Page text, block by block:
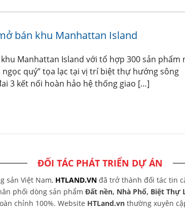
bán khu Manhattan Island
Manhattan Island với tổ hợp 300 sản phẩm
quý” tọa lạc tại vị trí biệt thự hướng sông
3 kết nối hoàn hảo hệ thống giao […]
ĐỐI TÁC PHÁT TRIỂN DỰ ÁN
sản Việt Nam, HTLAND.VN đã trở thành đối tác tin
phối dòng sản phẩm Đất nền, Nhà Phố, Biệt Thự
chỉnh 100%. Website HTLand.vn thường xuyên